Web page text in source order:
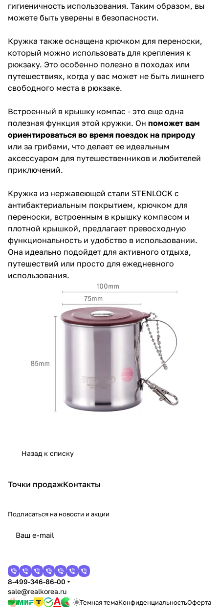
гигиеничность использования. Таким образом, вы
можете быть уверены в безопасности.
Кружка также оснащена крючком для переноски,
который можно использовать для крепления к
рюкзаку. Это особенно полезно в походах или
путешествиях, когда у вас может не быть лишнего
свободного места в рюкзаке.
Встроенный в крышку компас - это еще одна
полезная функция этой кружки. Он поможет вам
ориентироваться во время поездок на природу
или за грибами, что делает ее идеальным
аксессуаром для путешественников и любителей
приключений.
Кружка из нержавеющей стали STENLOCK с
антибактериальным покрытием, крючком для
переноски, встроенным в крышку компасом и
плотной крышкой, предлагает превосходную
функциональность и удобство в использовании.
Она идеально подойдет для активного отдыха,
путешествий или просто для ежедневного
использования.
Назад к списку
Точки продажКонтакты
Подписаться на новости и акции
8-499-346-86-00
sale@realkorea.ru
Темная темаКонфиденциальностьОферта